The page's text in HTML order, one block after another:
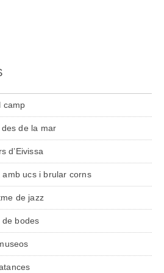
camp
de la mar
d’Eivissa
amb ucs i brular corns
de jazz
de bodes